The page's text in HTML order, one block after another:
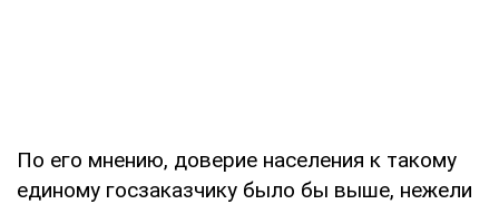
По его мнению, доверие населения к такому
единому госзаказчику было бы выше, нежели